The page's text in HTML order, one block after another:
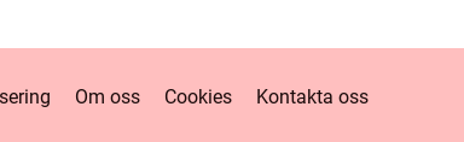
Om oss Cookies Kontakta oss